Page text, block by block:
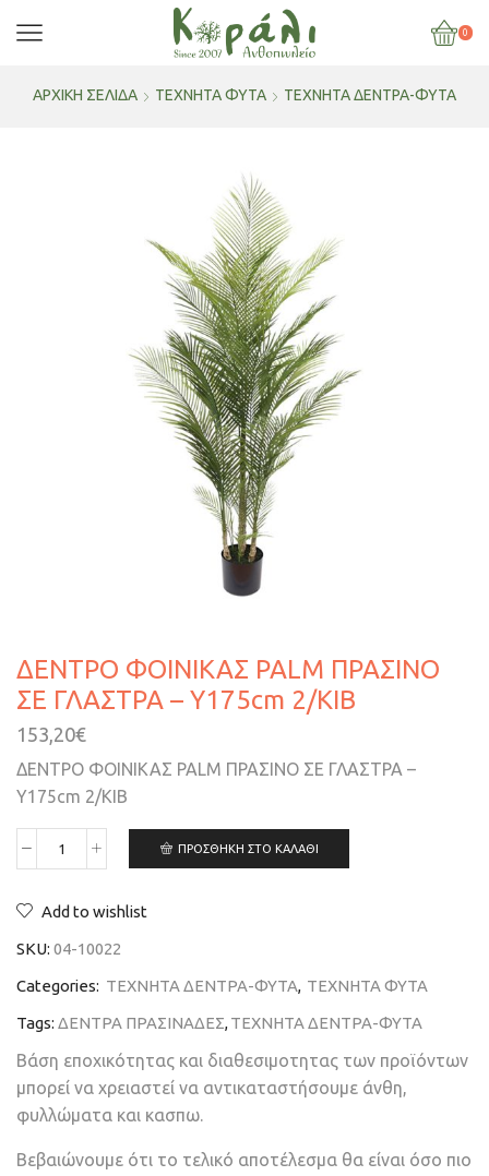
0
ΑΡΧΙΚΉ ΣΕΛΊΔΑ ΤΕΧΝΗΤΑ ΦΥΤΑ ΤΕΧΝΗΤΑ ΔΕΝΤΡΑ-ΦΥΤΑ
ΔΕΝΤΡΟ ΦΟΙΝΙΚΑΣ PALM ΠΡΑΣΙΝΟ
ΣΕ ΓΛΑΣΤΡΑ – Υ175cm 2/KIB
153,20€
ΔΕΝΤΡΟ ΦΟΙΝΙΚΑΣ PALM ΠΡΑΣΙΝΟ ΣΕ ΓΛΑΣΤΡΑ –
Υ175cm 2/KIB
ΠΡΟΣΘΉΚΗ ΣΤΟ ΚΑΛΆΘΙ
Add to wishlist
SKU: 04-10022
Categories: ΤΕΧΝΗΤΑ ΔΕΝΤΡΑ-ΦΥΤΑ, ΤΕΧΝΗΤΑ ΦΥΤΑ
Tags: ΔΕΝΤΡΑ ΠΡΑΣΙΝΑΔΕΣ,ΤΕΧΝΗΤΑ ΔΕΝΤΡΑ-ΦΥΤΑ
Βάση εποχικότητας και διαθεσιμοτητας των προϊόντων
μπορεί να χρειαστεί να αντικαταστήσουμε άνθη,
φυλλώματα και κασπω.
Βεβαιώνουμε ότι το τελικό αποτέλεσμα θα είναι όσο πιο